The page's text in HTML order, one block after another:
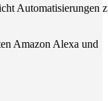
Automatisierungen
Amazon Alexa und